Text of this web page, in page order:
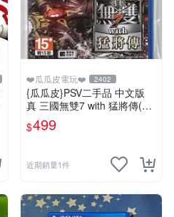
❤️瓜瓜皮電玩❤️ 2402
{瓜瓜皮}PSV二手品 中文版
真 三國無雙7 with 猛將傳(遊
戲都能回收)
$499
近期銷量1件